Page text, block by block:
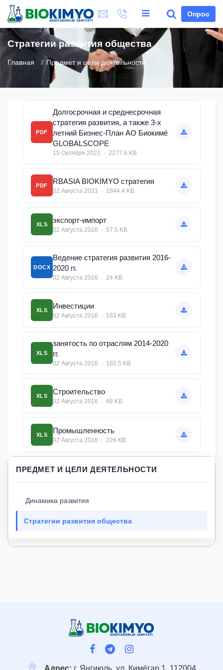
Опрос
Стратегии развития общества
Главная Предмет и цели деятельности
PDF
Долгосрочная и среднесрочная
стратегия развития, а также 3-х
летний Бизнес-План АО Биокимё
GLOBALSCOPE
15 Октября 2021 · 2277.6 KB
PDF
RBASIA BIOKIMYO стратегия
02 Августа 2021 · 1844.4 KB
XLS
экспорт-импорт
02 Августа 2016 · 57.5 KB
DOCX
Ведение стратегия развития 2016-
2020 гг.
02 Августа 2016 · 24 KB
XLS
Инвестиции
02 Августа 2016 · 183 KB
XLS
занятость по отраслям 2014-2020
гг.
02 Августа 2016 · 165.5 KB
XLS
Строительство
02 Августа 2016 · 48 KB
XLS
Промышленность
02 Августа 2016 · 226 KB
ПРЕДМЕТ И ЦЕЛИ ДЕЯТЕЛЬНОСТИ
Динамика развития
Стратегии развития общества
Адрес: г. Янгиюль, ул. Кимёгар 1, 112004